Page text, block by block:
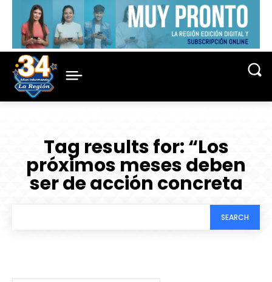
Tag results for:“Los
próximos meses deben
ser de acción concreta
SEARCH